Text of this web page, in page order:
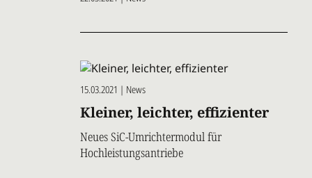
15.03.2021 | News
Kleiner, leichter, effizienter
Neues SiC-Umrichtermodul für
Hochleistungsantriebe